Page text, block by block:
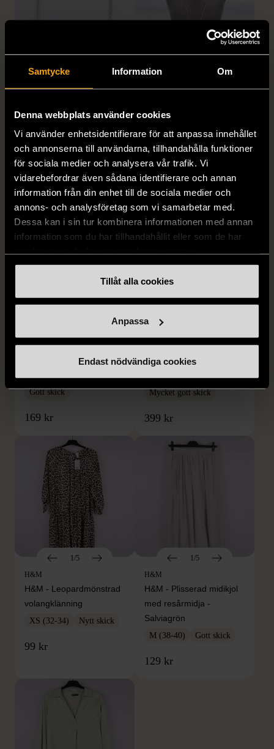
Samtycke Information Om
Denna webbplats använder cookies
Vi använder enhetsidentifierare för att anpassa innehållet
och annonserna till användarna, tillhandahålla funktioner
för sociala medier och analysera vår trafik. Vi
vidarebefordrar även sådana identifierare och annan
information från din enhet till de sociala medier och
annons- och analysföretag som vi samarbetar med.
Dessa kan i sin tur kombinera informationen med annan
information som du har tillhandahållit eller som de har
Tillåt alla cookies
Anpassa
Endast nödvändiga cookies
EDBLAD
Mycket gott skick
129 kr
DYRBERG/KERN
Halsband med
blomformat hänge
Mycket gott skick
249 kr
SNÖ of Sweden -
Halsband med
Gott skick
169 kr
Rodebjer - Mönstrad topp
med knappdetalj
M (38-40)
Mycket gott skick
399 kr
1/5
H&M
H&M - Leopardmönstrad
volangklänning
XS (32-34) Nytt skick
99 kr
1/5
H&M
H&M - Plisserad midikjol
med resårmidja -
Salviagrön
M (38-40) Gott skick
129 kr